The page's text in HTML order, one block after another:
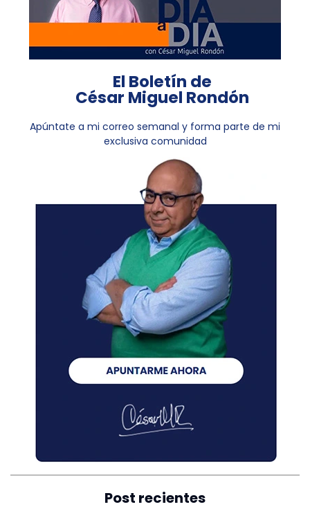
El Boletín de
César Miguel Rondón
Apúntate a mi correo semanal y forma parte de mi
exclusiva comunidad
Post recientes